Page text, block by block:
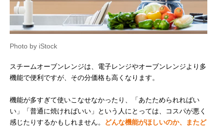
Photo by iStock
スチームオーブンレンジは、電子レンジやオーブンレンジより多
機能で便利ですが、その分価格も高くなります。
機能が多すぎて使いこなせなかったり、「あたためられればい
い」「普通に焼ければいい」という人にとっては、コスパが悪く
感じたりするかもしれません。
どんな機能がほしいのか、またど